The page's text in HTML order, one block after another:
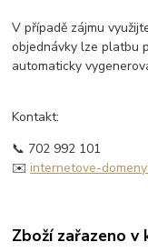
V případě zájmu
objednávky lze platbu
automaticky
Kontakt:
📞 702 992 101
✉️internetove-
Zboží zařazeno v